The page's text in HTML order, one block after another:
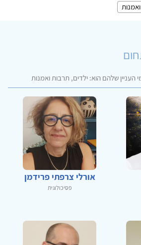
שלהם הוא: ילדים, תרבות ואמנות
אורלי צרפתי פרידמן
פסיכולוגית